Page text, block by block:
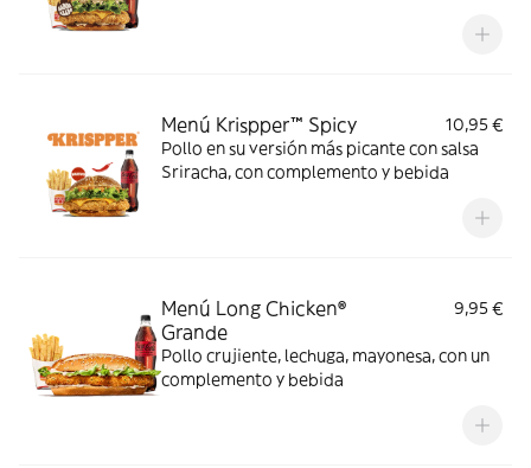
Menú Krispper™ Spicy
10,95 €
Pollo en su versión más picante con salsa
Sriracha, con complemento y bebida
Menú Long Chicken®
Grande
9,95 €
Pollo crujiente, lechuga, mayonesa, con un
complemento y bebida